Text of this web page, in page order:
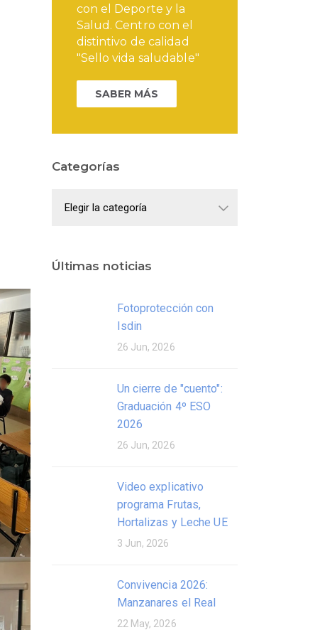
con el Deporte y la
Salud. Centro con el
distintivo de calidad
"Sello vida saludable"
SABER MÁS
Categorías
Últimas noticias
Fotoprotección con
Isdin
26 Jun, 2026
Un cierre de "cuento":
Graduación 4º ESO
2026
26 Jun, 2026
Video explicativo
programa Frutas,
Hortalizas y Leche UE
3 Jun, 2026
Convivencia 2026:
Manzanares el Real
22 May, 2026